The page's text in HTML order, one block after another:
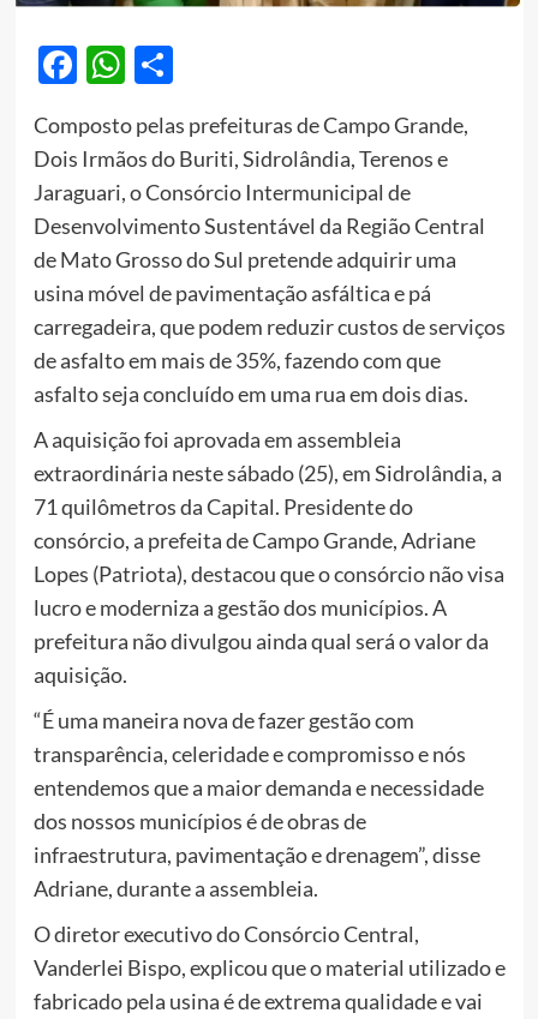
Facebook
WhatsApp
Share
Composto pelas prefeituras de Campo Grande,
Dois Irmãos do Buriti, Sidrolândia, Terenos e
Jaraguari, o Consórcio Intermunicipal de
Desenvolvimento Sustentável da Região Central
de Mato Grosso do Sul pretende adquirir uma
usina móvel de pavimentação asfáltica e pá
carregadeira, que podem reduzir custos de serviços
de asfalto em mais de 35%, fazendo com que
asfalto seja concluído em uma rua em dois dias.
A aquisição foi aprovada em assembleia
extraordinária neste sábado (25), em Sidrolândia, a
71 quilômetros da Capital. Presidente do
consórcio, a prefeita de Campo Grande, Adriane
Lopes (Patriota), destacou que o consórcio não visa
lucro e moderniza a gestão dos municípios. A
prefeitura não divulgou ainda qual será o valor da
aquisição.
“É uma maneira nova de fazer gestão com
transparência, celeridade e compromisso e nós
entendemos que a maior demanda e necessidade
dos nossos municípios é de obras de
infraestrutura, pavimentação e drenagem”, disse
Adriane, durante a assembleia.
O diretor executivo do Consórcio Central,
Vanderlei Bispo, explicou que o material utilizado e
fabricado pela usina é de extrema qualidade e vai